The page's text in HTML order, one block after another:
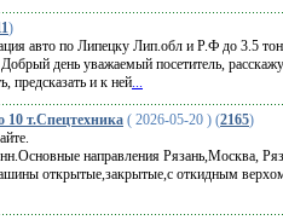
)
авто по Липецку Лип.обл и Р.Ф до 3.5
день уважаемый посетитель,
предсказать и к ней...
10 т.Спецтехника ( 2026-05-20 ) (2165)
направления Рязань,Москва,
открытые,закрытые,с откидным